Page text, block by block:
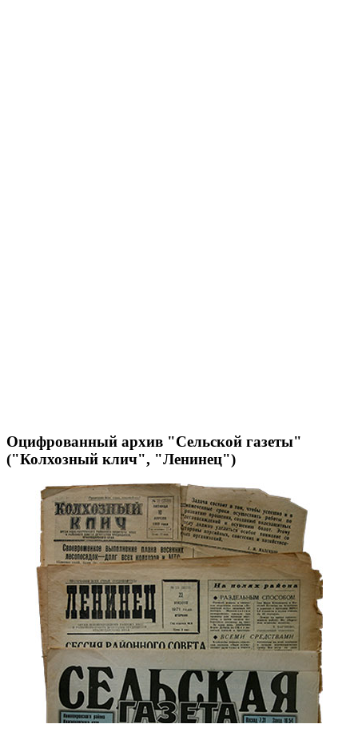
Оцифрованный архив "Сельской газеты"
("Колхозный клич", "Ленинец")